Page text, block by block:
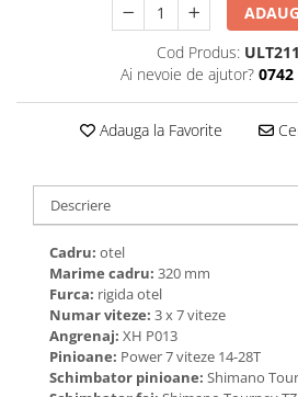
Cod Produs:
Ai nevoie de ajutor? 0742
Adauga la Favorite
Descriere
Cadru: otel
Marime cadru: 320 mm
Furca: rigida otel
Numar viteze: 3 x 7 viteze
Angrenaj: XH P013
Pinioane: Power 7 viteze 14-28T
Schimbator pinioane: Shimano